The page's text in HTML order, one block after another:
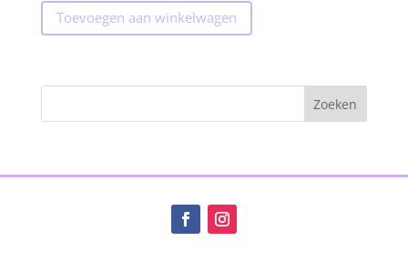
Toevoegen aan winkelwagen